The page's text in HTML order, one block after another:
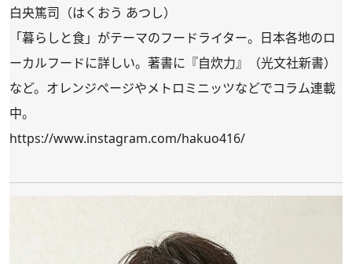
白央篤司（はくおう あつし）
「暮らしと食」がテーマのフードライター。日本各地のロ
ーカルフードに詳しい。著書に『自炊力』（光文社新書）
など。オレンジページやメトロミニッツなどでコラム連載
中。
https://www.instagram.com/hakuo416/